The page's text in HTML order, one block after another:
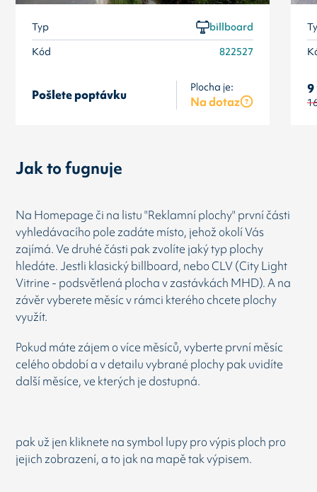
Typ
billboard
Kód
822527
Pošlete poptávku
Plocha je:
Na dotaz
9
Jak to fugnuje
Na Homepage či na listu "Reklamní plochy" první části
vyhledávacího pole zadáte místo, jehož okolí Vás
zajímá. Ve druhé části pak zvolíte jaký typ plochy
hledáte. Jestli klasický billboard, nebo CLV (City Light
Vitrine - podsvětlená plocha v zastávkách MHD). A na
závěr vyberete měsíc v rámci kterého chcete plochy
využít.
Pokud máte zájem o více měsíců, vyberte první měsíc
celého období a v detailu vybrané plochy pak uvidíte
další měsíce, ve kterých je dostupná.
pak už jen kliknete na symbol lupy pro výpis ploch pro
jejich zobrazení, a to jak na mapě tak výpisem.